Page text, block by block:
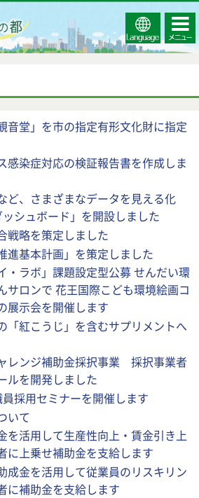
Select
Language
コンテ
ンツメ
ニュー
音堂」を市の指定有形文化財に指定
感染症対応の検証報告書を作成しま
ど、さまざまなデータを見える化
ッシュボード」を開設しました
戦略を策定しました
進基本計画」を策定しました
・ラボ」課題設定型公募 せんだい環
サロンで 花王国際こども環境絵画コ
展示会を開催します
「紅こうじ」を含むサプリメントへ
レンジ補助金採択事業 採択事業者
ルを開発しました
採用セミナーを開催します
いて
を活用して生産性向上・賃金引き上
に上乗せ補助金を支給します
成金を活用して従業員のリスキリン
に補助金を支給します